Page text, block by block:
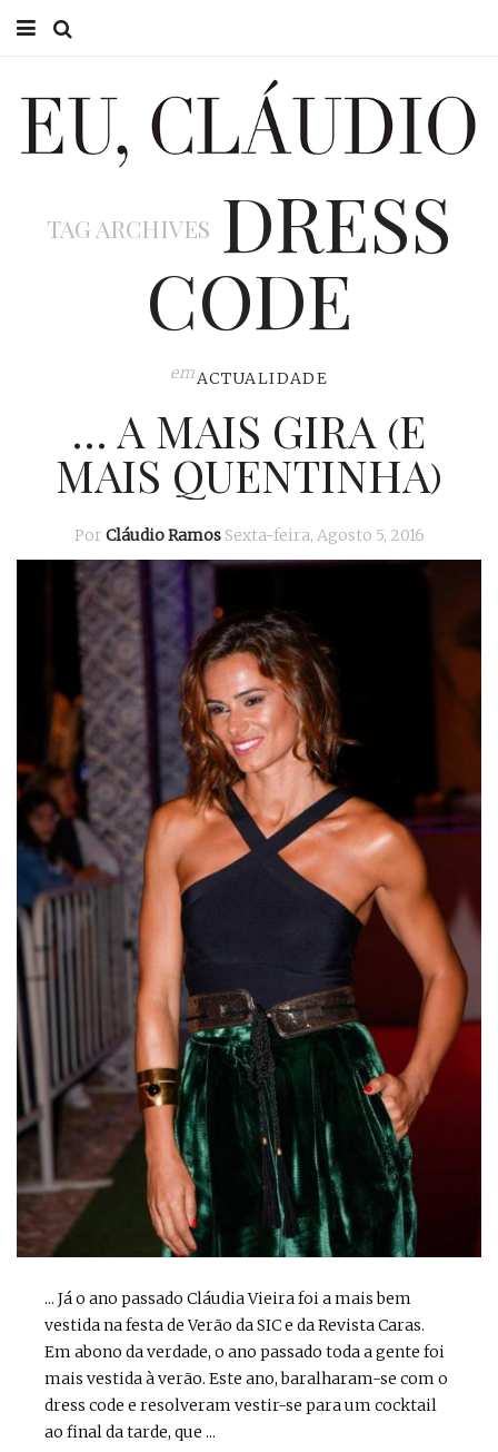
EU CLÁUDIO
EU NA TV
TAG ARCHIVES DRESS
CODE
emACTUALIDADE
… A MAIS GIRA (E
MAIS QUENTINHA)
Por Cláudio Ramos Sexta-feira, Agosto 5, 2016
... Já o ano passado Cláudia Vieira foi a mais bem
vestida na festa de Verão da SIC e da Revista Caras.
Em abono da verdade, o ano passado toda a gente foi
mais vestida à verão. Este ano, baralharam-se com o
dress code e resolveram vestir-se para um cocktail
ao final da tarde, que ...